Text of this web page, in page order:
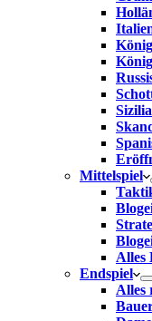
Mittelspiel
Alles
Endspiel
Alles